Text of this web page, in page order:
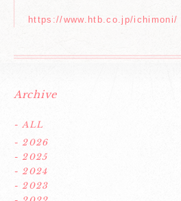
https://www.htb.co.jp/ichimoni/
Archive
- ALL
- 2026
- 2025
- 2024
- 2023